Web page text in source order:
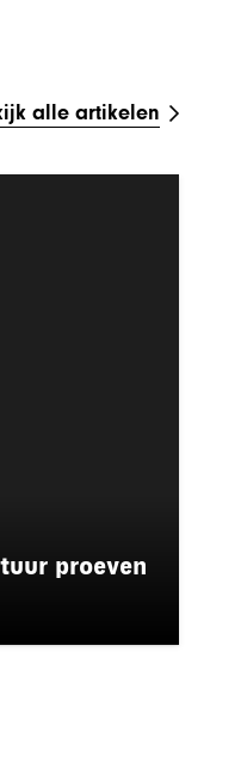
alle artikelen
proeven